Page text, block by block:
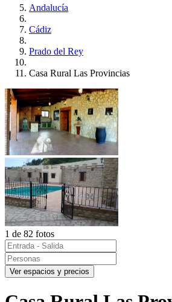
Andalucía
Cádiz
Prado del Rey
Casa Rural Las Provincias
1 de 82 fotos
Ver espacios y precios